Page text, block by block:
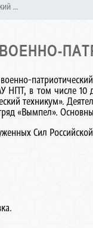
...
ВОЕННО-
в том числе 10
техникум».
«Вымпел».
Сил